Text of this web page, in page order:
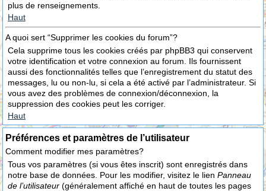
plus de renseignements.
Haut
A quoi sert “Supprimer les cookies du forum”?
Cela supprime tous les cookies créés par phpBB3 qui conservent
votre identification et votre connexion au forum. Ils fournissent
aussi des fonctionnalités telles que l’enregistrement du statut des
messages, lu ou non-lu, si cela a été activé par l’administrateur. Si
vous avez des problèmes de connexion/déconnexion, la
suppression des cookies peut les corriger.
Haut
Préférences et paramètres de l’utilisateur
Comment modifier mes paramètres?
Tous vos paramètres (si vous êtes inscrit) sont enregistrés dans
notre base de données. Pour les modifier, visitez le lien Panneau
de l’utilisateur (généralement affiché en haut de toutes les pages